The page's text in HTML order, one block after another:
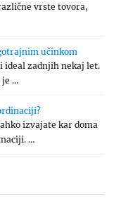
vrste tovora,
učinkom
ideal zadnjih nekaj let.
je …
izvajate kar doma
…